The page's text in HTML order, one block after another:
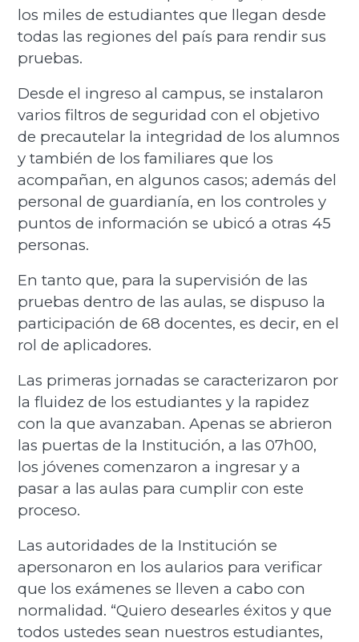
los miles de estudiantes que llegan desde
todas las regiones del país para rendir sus
pruebas.
Desde el ingreso al campus, se instalaron
varios filtros de seguridad con el objetivo
de precautelar la integridad de los alumnos
y también de los familiares que los
acompañan, en algunos casos; además del
personal de guardianía, en los controles y
puntos de información se ubicó a otras 45
personas.
En tanto que, para la supervisión de las
pruebas dentro de las aulas, se dispuso la
participación de 68 docentes, es decir, en el
rol de aplicadores.
Las primeras jornadas se caracterizaron por
la fluidez de los estudiantes y la rapidez
con la que avanzaban. Apenas se abrieron
las puertas de la Institución, a las 07h00,
los jóvenes comenzaron a ingresar y a
pasar a las aulas para cumplir con este
proceso.
Las autoridades de la Institución se
apersonaron en los aularios para verificar
que los exámenes se lleven a cabo con
normalidad. “Quiero desearles éxitos y que
todos ustedes sean nuestros estudiantes,